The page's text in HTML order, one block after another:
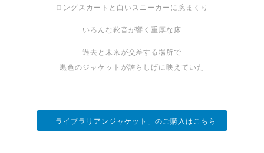
ロングスカートと白いスニーカーに腕まくり
いろんな靴音が響く重厚な床
過去と未来が交差する場所で
黒色のジャケットが誇らしげに映えていた
「ライブラリアンジャケット」のご購入はこちら